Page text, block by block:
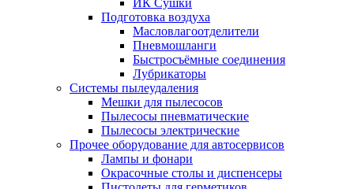
ИК Сушки
Подготовка воздуха
Масловлагоотделители
Пневмошланги
Быстросъёмные соединения
Лубрикаторы
Системы пылеудаления
Мешки для пылесосов
Пылесосы пневматические
Пылесосы электрические
Прочее оборудование для автосервисов
Лампы и фонари
Окрасочные столы и диспенсеры